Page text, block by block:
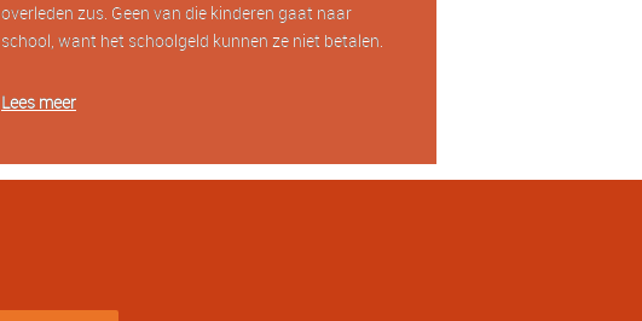
overleden zus. Geen van die kinderen gaat naar
school, want het schoolgeld kunnen ze niet betalen.
Lees meer